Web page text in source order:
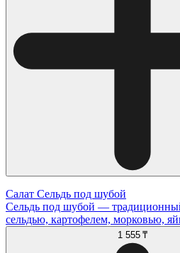
Салат Сельдь под шубой
Сельдь под шубой —
сельдью, картофелем, морковью,
1 555 ₸